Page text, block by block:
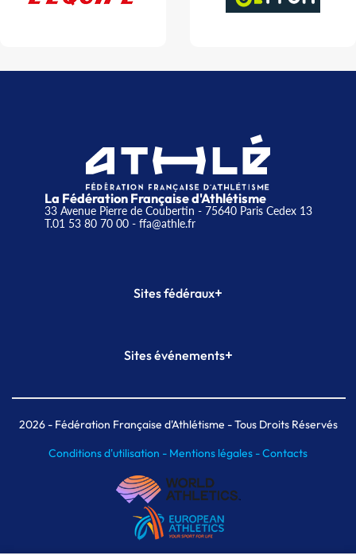
La Fédération Française d'Athlétisme
33 Avenue Pierre de Coubertin - 75640 Paris Cedex 13
T.01 53 80 70 00- ffa@athle.fr
Sites fédéraux+
Plateforme Formation
Sites événements+
Meeting de Paris indoor
MAIF Ekiden de Paris
2026- Fédération Française d'Athlétisme - Tous Droits Réservés
Conditions d'utilisation - Mentions légales -Contacts